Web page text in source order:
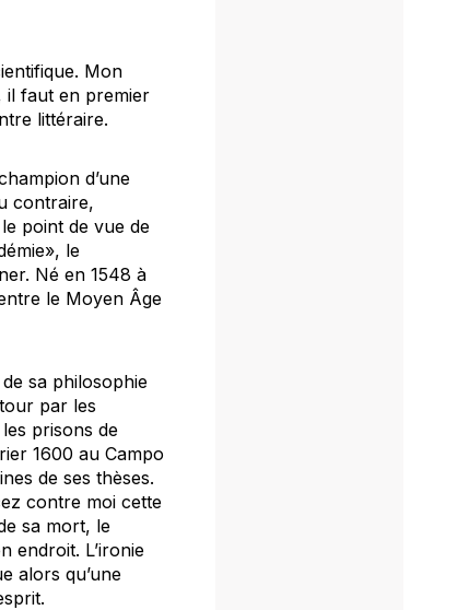
Mon
il faut en premier
littéraire.
d’une
contraire,
point de vue de
le
Né en 1548 à
le Moyen Âge
sa philosophie
par les
prisons de
1600 au Campo
de ses thèses.
contre moi cette
sa mort, le
endroit. L’ironie
alors qu’une